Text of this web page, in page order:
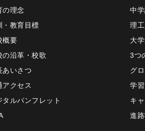
の理念
・教育目標
概要
の沿革・校歌
あいさつ
アクセス
タルパンフレット
中
理
大
3つ
グ
学
キ
進